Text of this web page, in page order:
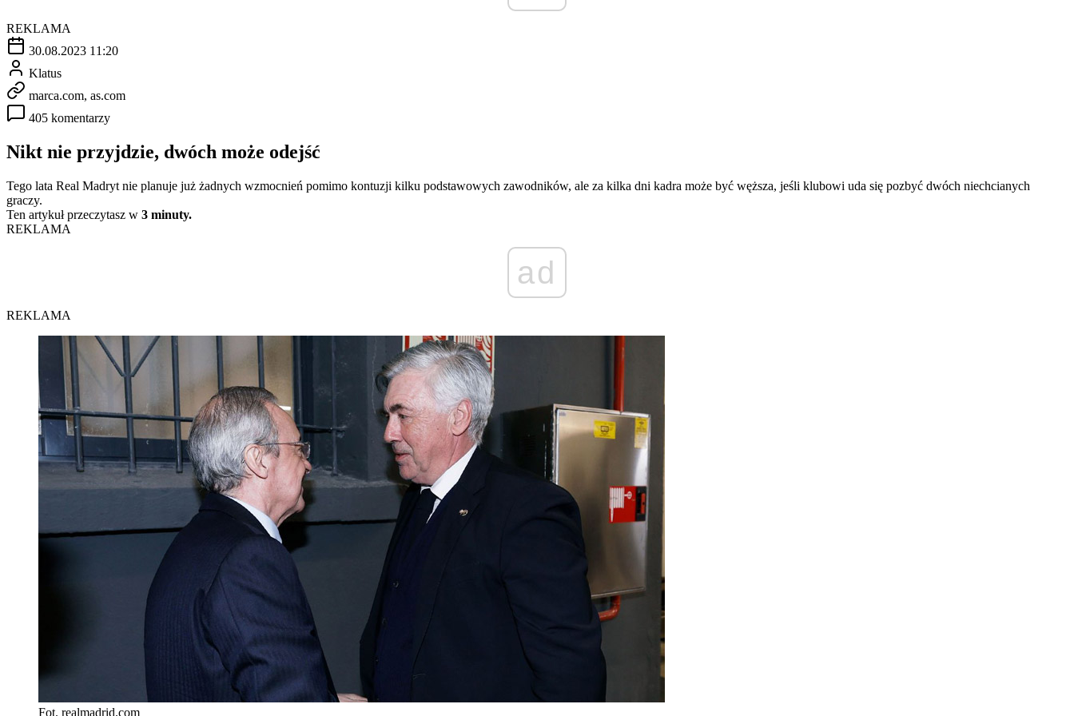
REKLAMA
30.08.2023 11:20
Klatus
marca.com, as.com
405 komentarzy
Nikt nie przyjdzie, dwóch może odejść
Tego lata Real Madryt nie planuje już żadnych wzmocnień pomimo kontuzji kilku podstawowych zawodników, ale za kilka dni kadra może być węższa, jeśli klubowi uda się pozbyć dwóch niechcianych
graczy.
Ten artykuł przeczytasz w 3 minuty.
REKLAMA
ad
REKLAMA
Fot. realmadrid.com